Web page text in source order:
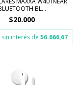
BL...
$20.000
sin interés de $6.666,67